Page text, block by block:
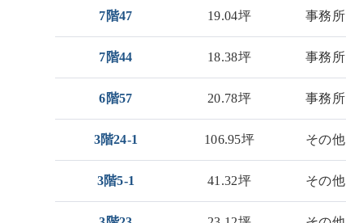
7階47 19.04坪 事務所
7階44 18.38坪 事務所
6階57 20.78坪 事務所
3階24-1 106.95坪 その他
3階5-1 41.32坪 その他